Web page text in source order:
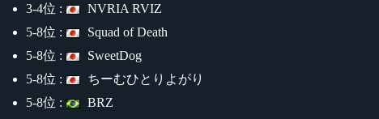
3-4位 :
NVRIA RVIZ
5-8位 :
Squad of Death
5-8位 :
SweetDog
5-8位 :
ちーむひとりよがり
5-8位 :
BRZ